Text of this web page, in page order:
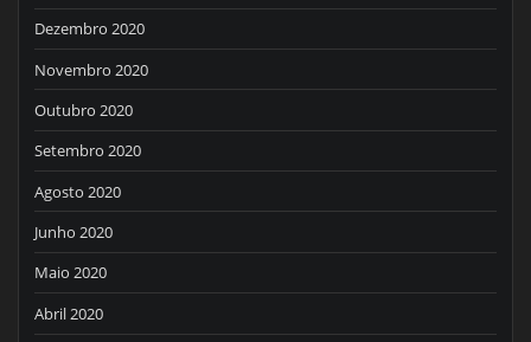
Dezembro 2020
Novembro 2020
Outubro 2020
Setembro 2020
Agosto 2020
Junho 2020
Maio 2020
Abril 2020